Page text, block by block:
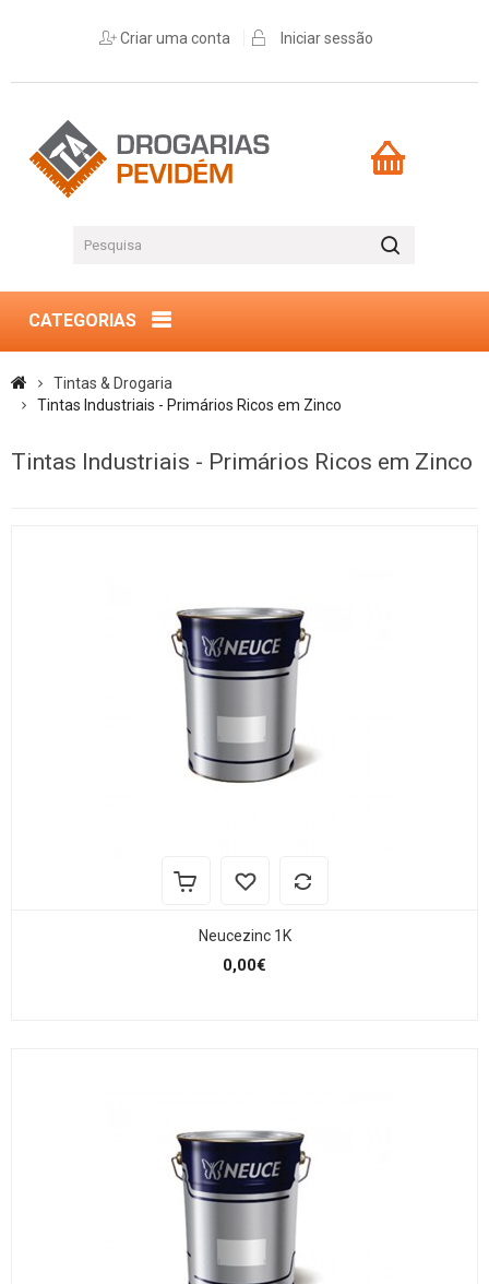
Criar uma conta Iniciar sessão
CATEGORIAS
Tintas & Drogaria
Tintas Industriais - Primários Ricos em Zinco
Tintas Industriais - Primários Ricos em Zinco
Neucezinc 1K
0,00€